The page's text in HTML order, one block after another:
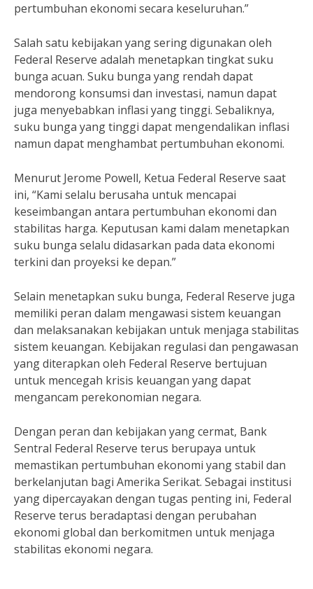
pertumbuhan ekonomi secara keseluruhan.”
Salah satu kebijakan yang sering digunakan oleh
Federal Reserve adalah menetapkan tingkat suku
bunga acuan. Suku bunga yang rendah dapat
mendorong konsumsi dan investasi, namun dapat
juga menyebabkan inflasi yang tinggi. Sebaliknya,
suku bunga yang tinggi dapat mengendalikan inflasi
namun dapat menghambat pertumbuhan ekonomi.
Menurut Jerome Powell, Ketua Federal Reserve saat
ini, “Kami selalu berusaha untuk mencapai
keseimbangan antara pertumbuhan ekonomi dan
stabilitas harga. Keputusan kami dalam menetapkan
suku bunga selalu didasarkan pada data ekonomi
terkini dan proyeksi ke depan.”
Selain menetapkan suku bunga, Federal Reserve juga
memiliki peran dalam mengawasi sistem keuangan
dan melaksanakan kebijakan untuk menjaga stabilitas
sistem keuangan. Kebijakan regulasi dan pengawasan
yang diterapkan oleh Federal Reserve bertujuan
untuk mencegah krisis keuangan yang dapat
mengancam perekonomian negara.
Dengan peran dan kebijakan yang cermat, Bank
Sentral Federal Reserve terus berupaya untuk
memastikan pertumbuhan ekonomi yang stabil dan
berkelanjutan bagi Amerika Serikat. Sebagai institusi
yang dipercayakan dengan tugas penting ini, Federal
Reserve terus beradaptasi dengan perubahan
ekonomi global dan berkomitmen untuk menjaga
stabilitas ekonomi negara.